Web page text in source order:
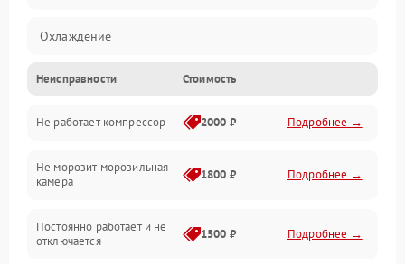
Охлаждение
Механика
Электропитание
Дренаж
Неисправности Стоимость
Не работает компрессор 2000 ₽ Подробнее →
Не морозит морозильная
камера
1800 ₽ Подробнее →
Постоянно работает и не
отключается
1500 ₽ Подробнее →